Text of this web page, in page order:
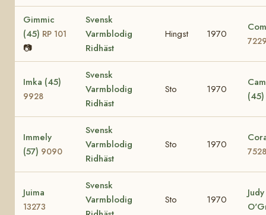
Gimmic
(45) RP 101
📷
Svensk
Varmblodig
Ridhäst
Hingst 1970
Imka (45)
9928
Svensk
Varmblodig
Ridhäst
Sto 1970
(45)
Immely
(57) 9090
Svensk
Varmblodig
Ridhäst
Sto 1970
7528
Juima
13273
Svensk
Varmblodig
Sto 1970
Judy